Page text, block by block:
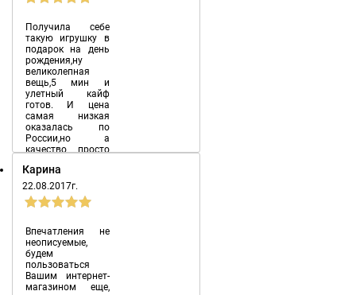
Получила себе
такую игрушку в
подарок на день
рождения,ну
великолепная
вещь,5 мин и
улетный кайф
готов. И цена
самая низкая
оказалась по
России,но а
качество просто
Карина
22.08.2017г.
Впечатления не
неописуемые,
будем
пользоваться
Вашим интернет-
магазином еще,